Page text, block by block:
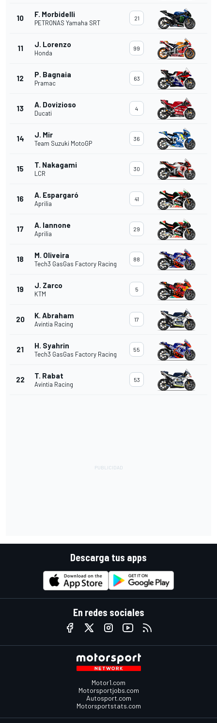
10 F. Morbidelli
PETRONAS Yamaha SRT
21
11 J. Lorenzo
Honda
99
12 P. Bagnaia
Pramac
63
13 A. Dovizioso
Ducati
4
14 J. Mir
Team Suzuki MotoGP
36
15 T. Nakagami
LCR
30
16 A. Espargaró
Aprilia
41
17 A. Iannone
Aprilia
29
18 M. Oliveira
Tech3 GasGas Factory Racing
88
19 J. Zarco
KTM
5
20 K. Abraham
Avintia Racing
17
21 H. Syahrin
Tech3 GasGas Factory Racing
55
22 T. Rabat
Avintia Racing
53
Descarga tus apps
En redes sociales
Motor1.com
Motorsportjobs.com
Autosport.com
Motorsportstats.com